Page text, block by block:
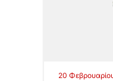
20